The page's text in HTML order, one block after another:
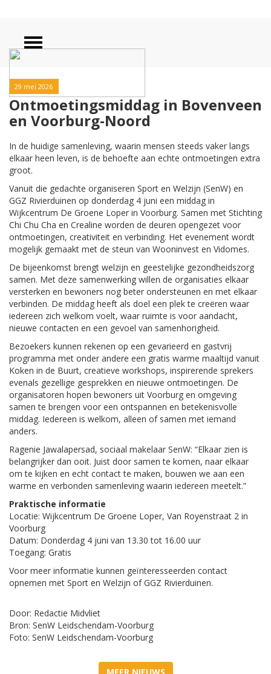
29 mei 2026
Ontmoetingsmiddag in Bovenveen
en Voorburg-Noord
In de huidige samenleving, waarin mensen steeds vaker langs
elkaar heen leven, is de behoefte aan echte ontmoetingen extra
groot.
Vanuit die gedachte organiseren Sport en Welzijn (SenW) en
GGZ Rivierduinen op donderdag 4 juni een middag in
Wijkcentrum De Groene Loper in Voorburg. Samen met Stichting
Chi Chu Cha en Crealine worden de deuren opengezet voor
ontmoetingen, creativiteit en verbinding. Het evenement wordt
mogelijk gemaakt met de steun van Wooninvest en Vidomes.
De bijeenkomst brengt welzijn en geestelijke gezondheidszorg
samen. Met deze samenwerking willen de organisaties elkaar
versterken en bewoners nog beter ondersteunen en met elkaar
verbinden. De middag heeft als doel een plek te creëren waar
iedereen zich welkom voelt, waar ruimte is voor aandacht,
nieuwe contacten en een gevoel van samenhorigheid.
Bezoekers kunnen rekenen op een gevarieerd en gastvrij
programma met onder andere een gratis warme maaltijd vanuit
Koken in de Buurt, creatieve workshops, inspirerende sprekers
evenals gezellige gesprekken en nieuwe ontmoetingen. De
organisatoren hopen bewoners uit Voorburg en omgeving
samen te brengen voor een ontspannen en betekenisvolle
middag. Iedereen is welkom, alleen of samen met iemand
anders.
Ragenie Jawalapersad, sociaal makelaar SenW: “Elkaar zien is
belangrijker dan ooit. Juist door samen te komen, naar elkaar
om te kijken en echt contact te maken, bouwen we aan een
warme en verbonden samenleving waarin iedereen meetelt.”
Praktische informatie
Locatie: Wijkcentrum De Groene Loper, Van Royenstraat 2 in
Voorburg
Datum: Donderdag 4 juni van 13.30 tot 16.00 uur
Toegang: Gratis
Voor meer informatie kunnen geïnteresseerden contact
opnemen met Sport en Welzijn of GGZ Rivierduinen.
Door: Redactie Midvliet
Bron: SenW Leidschendam-Voorburg
Foto: SenW Leidschendam-Voorburg